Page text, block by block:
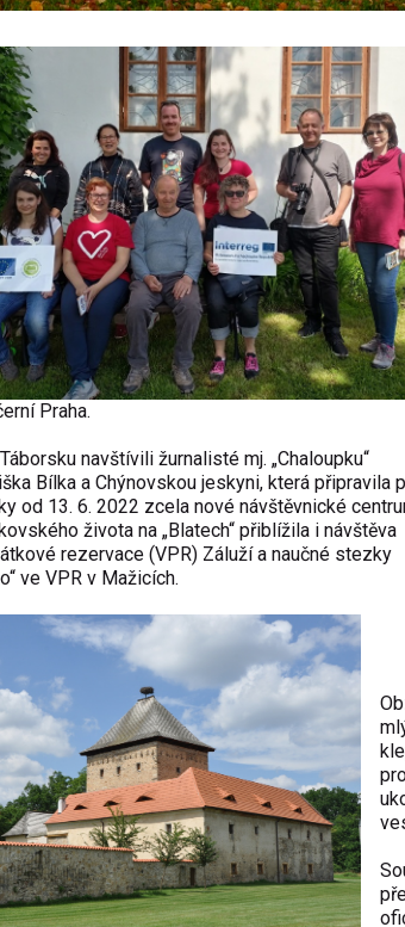
Praha.
navštívili žurnalisté mj. „Chaloupku“
Bílka a Chýnovskou jeskyni, která připravila
od 13. 6. 2022 zcela nové návštěvnické
života na „Blatech“ přiblížila i návštěva
rezervace (VPR) Záluží a naučné stezky
ve VPR v Mažicích.